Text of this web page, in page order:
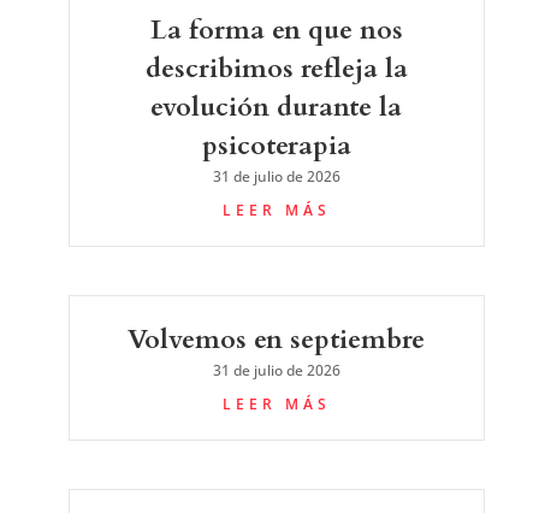
La forma en que nos
describimos refleja la
evolución durante la
psicoterapia
31 de julio de 2026
LEER MÁS
Volvemos en septiembre
31 de julio de 2026
LEER MÁS